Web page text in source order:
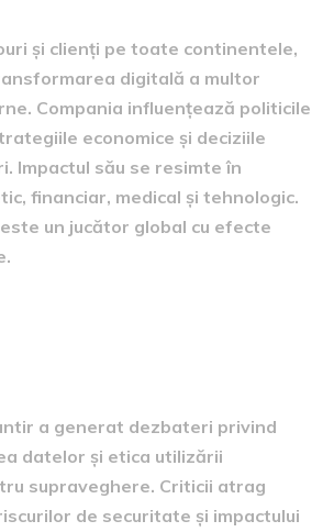
și clienți pe toate continentele,
digitală a multor
Compania influențează politicile
economice și deciziile
Impactul său se resimte în
financiar, medical și tehnologic.
un jucător global cu efecte
a generat dezbateri privind
datelor și etica utilizării
supraveghere. Criticii atrag
de securitate și impactului